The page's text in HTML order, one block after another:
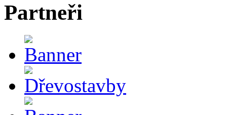
Partneři